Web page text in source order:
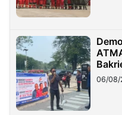
06/08/